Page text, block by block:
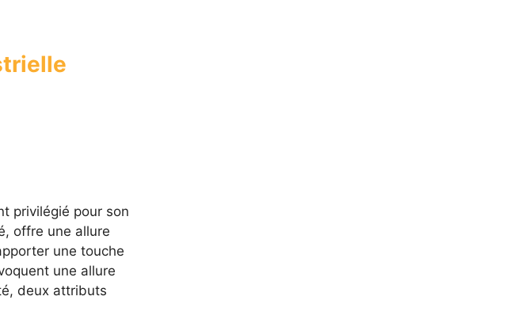
privilégié pour son
offre une allure
une touche
une allure
deux attributs